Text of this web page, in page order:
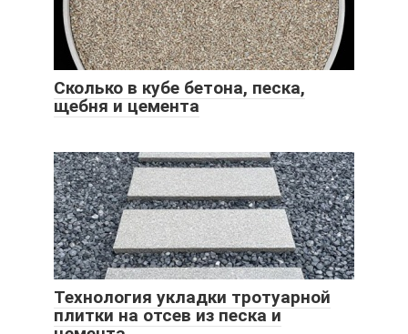
Сколько в кубе бетона, песка,
щебня и цемента
Технология укладки тротуарной
плитки на отсев из песка и